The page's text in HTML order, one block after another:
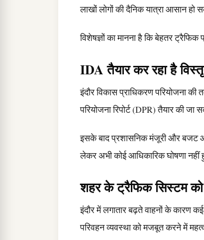
लाखों लोगों की दैनिक यात्रा आसान हो
विशेषज्ञों का मानना है कि बेहतर
IDA तैयार कर रहा है
इंदौर विकास प्राधिकरण परियोजना
परियोजना रिपोर्ट (DPR) तैयार की जा
इसके बाद प्रशासनिक मंजूरी और बजट
लेकर अभी कोई आधिकारिक घोषणा नहीं
शहर के ट्रैफिक सिस्टम को
इंदौर में लगातार बढ़ते वाहनों के कारण
परिवहन व्यवस्था को मजबूत करने में